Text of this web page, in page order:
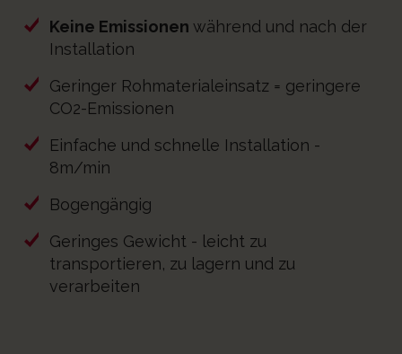
Keine Emissionenwährend und nach der
Installation
Geringer Rohmaterialeinsatz = geringere
CO2-Emissionen
Einfache und schnelle Installation -
8m/min
Bogengängig
Geringes Gewicht - leicht zu
transportieren, zu lagern und zu
verarbeiten